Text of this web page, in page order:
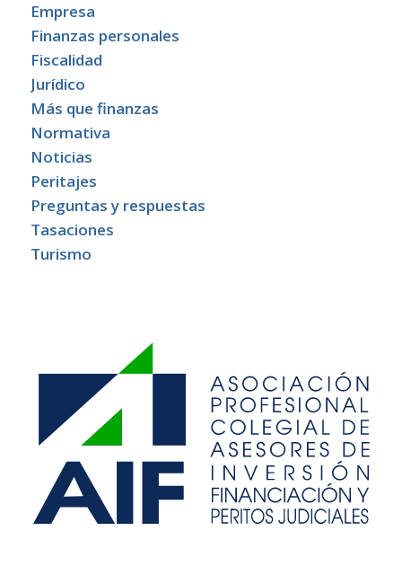
Empresa
Finanzas personales
Fiscalidad
Jurídico
Más que finanzas
Normativa
Noticias
Peritajes
Preguntas y respuestas
Tasaciones
Turismo